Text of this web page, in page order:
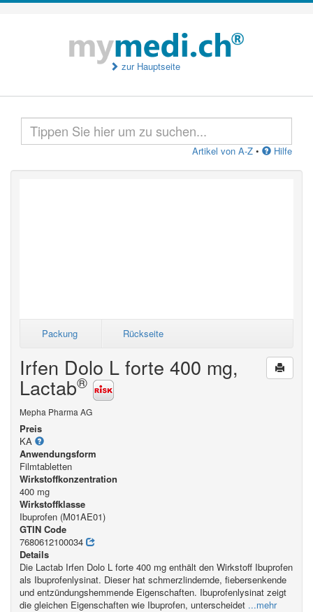
zur Hauptseite
Artikel von A-Z • Hilfe
Packung Rückseite
Irfen Dolo L forte 400 mg,
Lactab®
Mepha Pharma AG
Preis
KA
Anwendungsform
Filmtabletten
Wirkstoffkonzentration
400 mg
Wirkstoffklasse
Ibuprofen (M01AE01)
GTIN Code
7680612100034
Details
Die Lactab Irfen Dolo L forte 400 mg enthält den Wirkstoff Ibuprofen
als Ibuprofenlysinat. Dieser hat schmerzlindernde, fiebersenkende
und entzündungshemmende Eigenschaften. Ibuprofenlysinat zeigt
die gleichen Eigenschaften wie Ibuprofen, unterscheidet ...mehr